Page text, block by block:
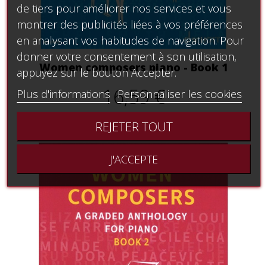
Women composers piano - Book 1
16,59 €
de tiers pour améliorer nos services et vous
montrer des publicités liées à vos préférences
en analysant vos habitudes de navigation. Pour
donner votre consentement à son utilisation,
appuyez sur le bouton Accepter.
Plus d'informations Personnaliser les cookies
REJETER TOUT
J'ACCEPTE